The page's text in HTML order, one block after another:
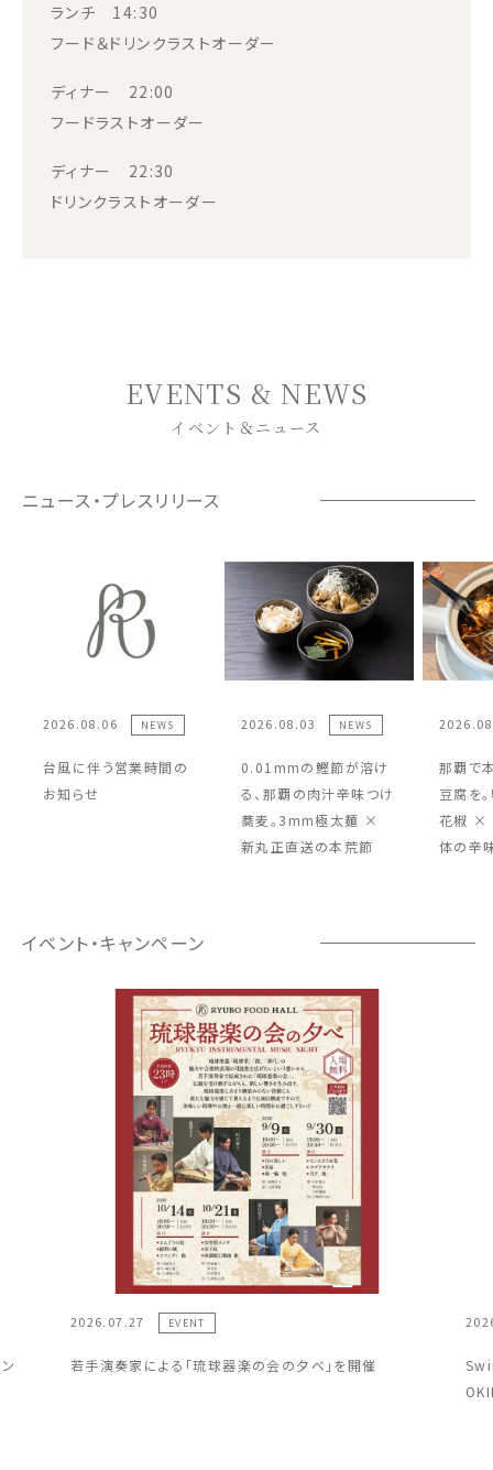
ランチ 14:30
フード＆ドリンクラストオーダー
ディナー 22:00
フードラストオーダー
ディナー 22:30
ドリンクラストオーダー
EVENTS & NEWS
イベント＆ニュース
ニュース・プレスリリース
2026.08.06 NEWS
台風に伴う営業時間の
お知らせ
2026.08.03 NEWS
0.01mmの鰹節が溶け
る、那覇の肉汁辛味つけ
蕎麦。3mm極太麺 ×
新丸正直送の本荒節
那覇で
豆腐を
花椒 ×
体の辛
イベント・キャンペーン
2026.07.27 EVENT
若手演奏家による「琉球器楽の会の夕べ」を開催